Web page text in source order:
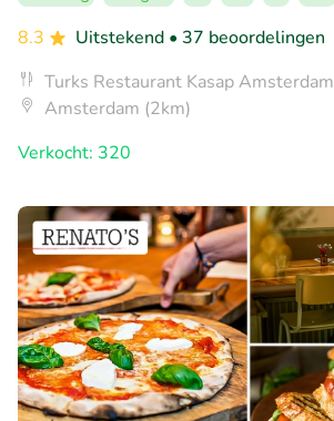
8.3
Uitstekend • 37 beoordelingen
Turks Restaurant Kasap Amsterdam
Amsterdam (2km)
Verkocht: 320